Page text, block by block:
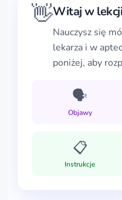
👋Witaj w
Nauczysz się
lekarza i w
poniżej, aby
🗣️
Objawy
📋
Instrukcje